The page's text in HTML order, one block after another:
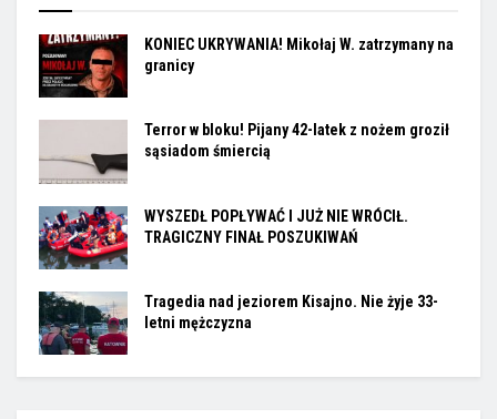
KONIEC UKRYWANIA! Mikołaj W. zatrzymany na
granicy
Terror w bloku! Pijany 42-latek z nożem groził
sąsiadom śmiercią
WYSZEDŁ POPŁYWAĆ I JUŻ NIE WRÓCIŁ.
TRAGICZNY FINAŁ POSZUKIWAŃ
Tragedia nad jeziorem Kisajno. Nie żyje 33-
letni mężczyzna